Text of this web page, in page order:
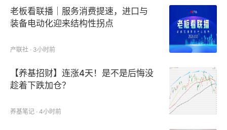
全球，金条与金币需求同比激增44%。高盛预测，若
1%的私人美债资金转入黄金，金价将逼近5000美元关
口。在美国债务规模突破37万亿美元、地缘政治冲突
持续的背景下，黄金的抗通胀与去美元化属性备受青
睐。摩根士丹利报告指出，黄金市场可能走出更稳定的
牛市，瑞银则认为地缘政治恶化风险下，金价不排除升
老板看联播｜服务消费提速，进口与
装备电动化迎来结构性拐点
产联社 · 3小时前
【养基招财】连涨4天！是不是后悔没
趁着下跌加仓？
养基笔记 · 4小时前